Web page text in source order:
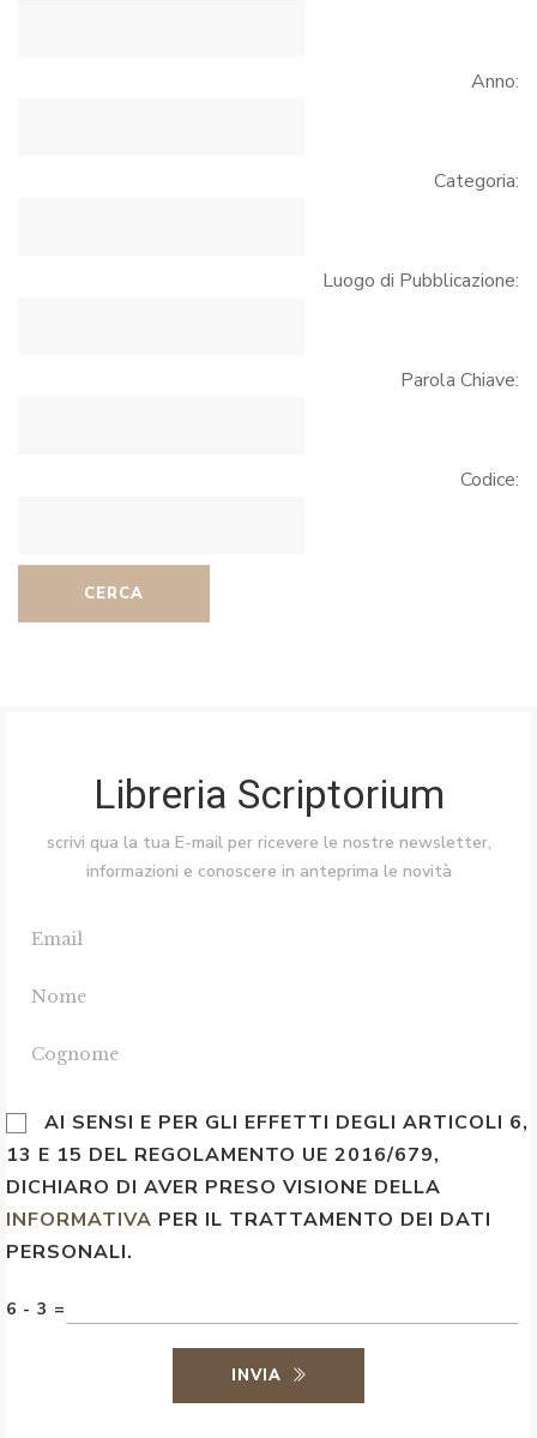
Anno:
Categoria:
Luogo di Pubblicazione:
Parola Chiave:
Codice:
CERCA
Libreria Scriptorium
scrivi qua la tua E-mail per ricevere le nostre newsletter,
informazioni e conoscere in anteprima le novità
AI SENSI E PER GLI EFFETTI DEGLI ARTICOLI 6,
13 E 15 DEL REGOLAMENTO UE 2016/679,
DICHIARO DI AVER PRESO VISIONE DELLA
INFORMATIVA PER IL TRATTAMENTO DEI DATI
PERSONALI.
6 - 3 =
INVIA